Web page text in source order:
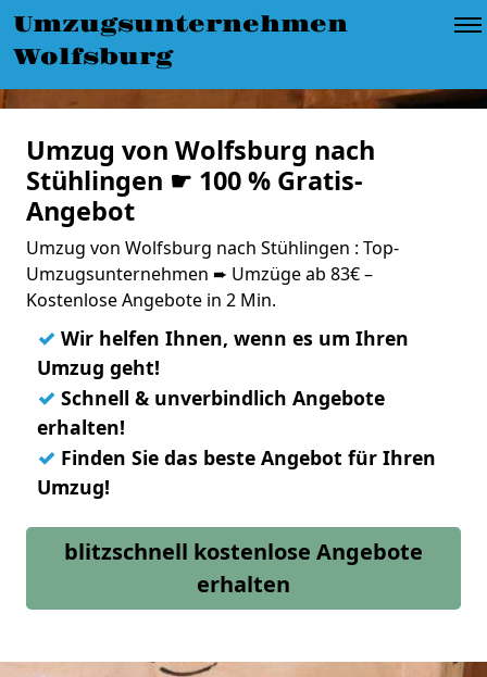
Umzugsunternehmen
Wolfsburg
Umzug von Wolfsburg nach
Stühlingen ☛ 100 % Gratis-
Angebot
Umzug von Wolfsburg nach Stühlingen : Top-
Umzugsunternehmen ➨ Umzüge ab 83€ –
Kostenlose Angebote in 2 Min.
✓ Wir helfen Ihnen, wenn es um Ihren
Umzug geht!
✓ Schnell & unverbindlich Angebote
erhalten!
✓ Finden Sie das beste Angebot für Ihren
Umzug!
blitzschnell kostenlose Angebote
erhalten